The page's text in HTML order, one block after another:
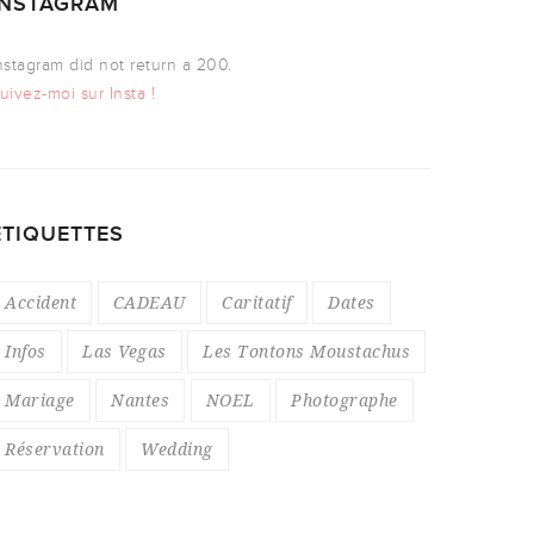
did not return a 200.
moi sur Insta !
Accident CADEAU Caritatif Dates
Infos Las Vegas Les Tontons Moustachus
Mariage Nantes NOEL Photographe
Réservation Wedding